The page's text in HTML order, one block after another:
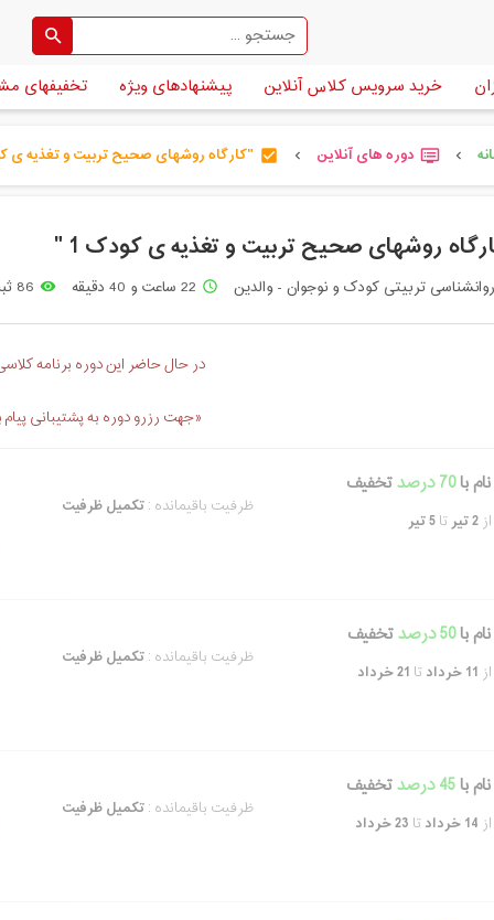
خرید سرویس کلاس آنلاین پیشنهادهای ویژه تخفیفهای
chevron_left
dvr دوره های آنلاین chevron_left
check_box "کارگاه روشهای صحیح تربیت و تغذیه ی
روشهای صحیح تربیت و تغذیه ی کودک 1 "
روانشناسی تربیتی کودک و نوجوان - والدین access_time 22 ساعت و 40 دقیقه remove_red_eye 86 ثبت نام
در حال حاضر این دوره برنامه
«جهت رزرو دوره به پشتیبانی پیام
با70 درصد تخفیف
2 تیر تا5 تیر
ظرفیت باقیمانده :تکمیل ظرفیت
با50 درصد تخفیف
11 خرداد تا 21 خرداد
ظرفیت باقیمانده :تکمیل ظرفیت
با45 درصد تخفیف
14 خرداد تا 23 خرداد
ظرفیت باقیمانده :تکمیل ظرفیت